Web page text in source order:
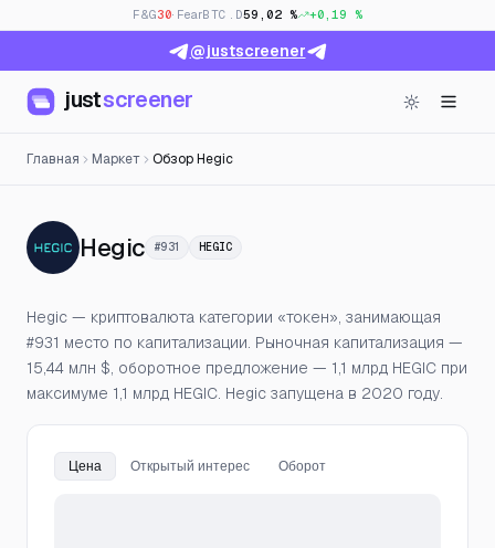
F&G30· FearBTC.D59,02 % +0,19 %
@justscreener
justscreener
Главная Маркет Обзор Hegic
Hegic— Цена, открытый интерес и
#931 HEGIC
Hegic — криптовалюта категории «токен», занимающая
#931 место по капитализации. Рыночная капитализация —
15,44 млн $, оборотное предложение — 1,1 млрд HEGIC при
максимуме 1,1 млрд HEGIC. Hegic запущена в 2020 году.
Цена Открытый интерес Оборот